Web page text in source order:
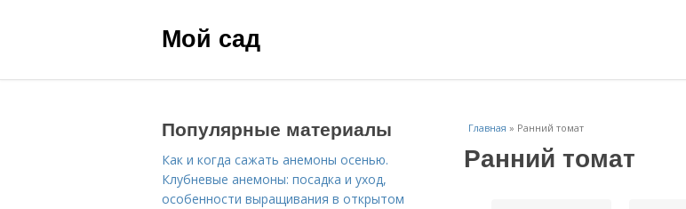
Мой сад
Главная » Ранний томат
Ранний томат
Популярные материалы
Как и когда сажать анемоны осенью.
Клубневые анемоны: посадка и уход,
особенности выращивания в открытом